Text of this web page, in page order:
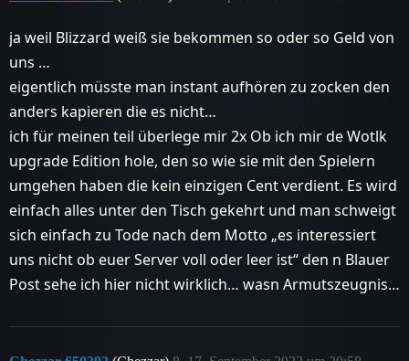
ja weil Blizzard weiß sie bekommen so oder so Geld von
uns …
eigentlich müsste man instant aufhören zu zocken den
anders kapieren die es nicht…
ich für meinen teil überlege mir 2x Ob ich mir de Wotlk
upgrade Edition hole, den so wie sie mit den Spielern
umgehen haben die kein einzigen Cent verdient. Es wird
einfach alles unter den Tisch gekehrt und man schweigt
sich einfach zu Tode nach dem Motto „es interessiert
uns nicht ob euer Server voll oder leer ist“ den n Blauer
Post sehe ich hier nicht wirklich… wasn Armutszeugnis…